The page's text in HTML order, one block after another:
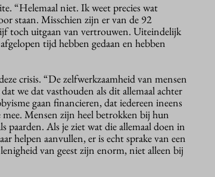
“Helemaal niet. Ik weet precies wat
staan. Misschien zijn er van de 92
toch uitgaan van vertrouwen. Uiteindelijk
tijd hebben gedaan en hebben
crisis. “De zelfwerkzaamheid van mensen
we dat vasthouden als dit allemaal achter
gaan financieren, dat iedereen ineens
mee. Mensen zijn heel betrokken bij hun
paarden. Als je ziet wat die allemaal doen in
helpen aanvullen, er is echt sprake van een
van geest zijn enorm, niet alleen bij